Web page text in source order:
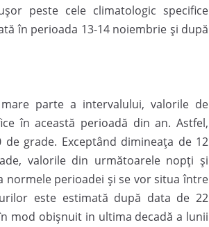
peste cele climatologic specifice
în perioada 13-14 noiembrie și după
parte a intervalului, valorile de
în această perioadă din an. Astfel,
grade. Exceptând dimineața de 12
valorile din următoarele nopți și
normele perioadei și se vor situa între
este estimată după data de 22
mod obișnuit in ultima decadă a lunii